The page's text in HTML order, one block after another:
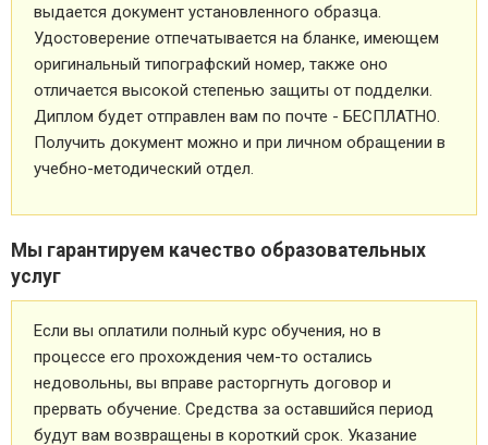
выдается документ установленного образца.
Удостоверение отпечатывается на бланке, имеющем
оригинальный типографский номер, также оно
отличается высокой степенью защиты от подделки.
Диплом будет отправлен вам по почте - БЕСПЛАТНО.
Получить документ можно и при личном обращении в
учебно-методический отдел.
Мы гарантируем качество образовательных
услуг
Если вы оплатили полный курс обучения, но в
процессе его прохождения чем-то остались
недовольны, вы вправе расторгнуть договор и
прервать обучение. Средства за оставшийся период
будут вам возвращены в короткий срок. Указание